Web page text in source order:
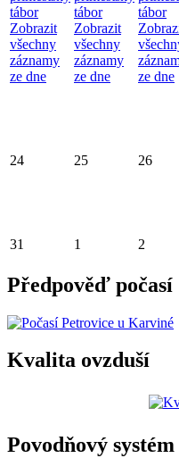
tábor
Zobrazit
všechny
záznamy
ze dne
tábor
Zobrazit
všechny
záznamy
ze dne
tábor
ze dne
24 25 26
31 1 2
Předpověď počasí
Kvalita ovzduší
Povodňový systém